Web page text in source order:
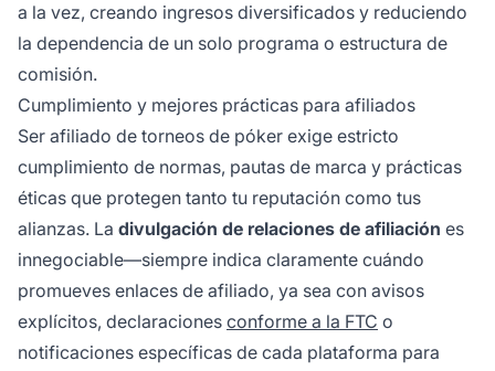
a la vez, creando ingresos diversificados y reduciendo
la dependencia de un solo programa o estructura de
comisión.
Cumplimiento y mejores prácticas para afiliados
Ser afiliado de torneos de póker exige estricto
cumplimiento de normas, pautas de marca y prácticas
éticas que protegen tanto tu reputación como tus
alianzas. La divulgación de relaciones de afiliación es
innegociable—siempre indica claramente cuándo
promueves enlaces de afiliado, ya sea con avisos
explícitos, declaraciones conforme a la FTC o
notificaciones específicas de cada plataforma para